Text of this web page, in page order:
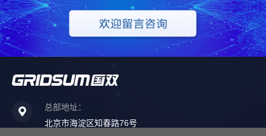
总部地址：
北京市海淀区知春路76号